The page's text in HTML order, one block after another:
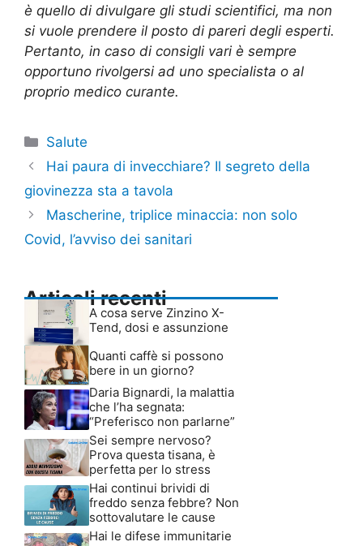
è quello di divulgare gli studi scientifici, ma non
si vuole prendere il posto di pareri degli esperti.
Pertanto, in caso di consigli vari è sempre
opportuno rivolgersi ad uno specialista o al
proprio medico curante.
Categorie
Salute
Hai paura di invecchiare? Il segreto della
giovinezza sta a tavola
Mascherine, triplice minaccia: non solo
Covid, l’avviso dei sanitari
Articoli recenti
A cosa serve Zinzino X-
Tend, dosi e assunzione
Quanti caffè si possono
bere in un giorno?
Daria Bignardi, la malattia
che l’ha segnata:
“Preferisco non parlarne”
Sei sempre nervoso?
Prova questa tisana, è
perfetta per lo stress
Hai continui brividi di
freddo senza febbre? Non
sottovalutare le cause
Hai le difese immunitarie